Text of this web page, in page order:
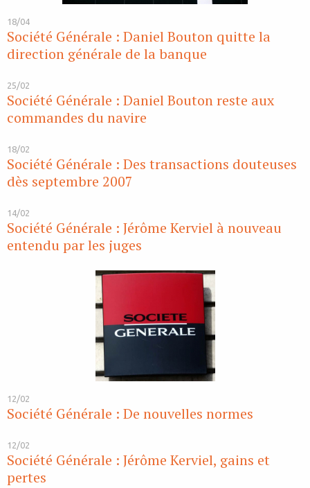
18/04
Société Générale : Daniel Bouton quitte la
direction générale de la banque
25/02
Société Générale : Daniel Bouton reste aux
commandes du navire
18/02
Société Générale : Des transactions douteuses
dès septembre 2007
14/02
Société Générale : Jérôme Kerviel à nouveau
entendu par les juges
12/02
Société Générale : De nouvelles normes
12/02
Société Générale : Jérôme Kerviel, gains et
pertes